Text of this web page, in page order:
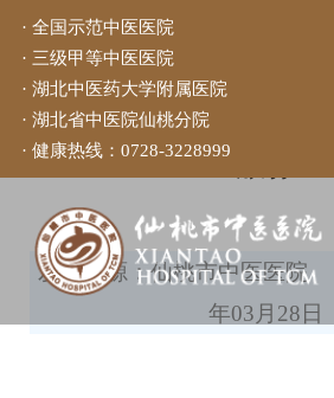
· 全国示范中医医院
· 三级甲等中医医院
· 湖北中医药大学附属医院
· 湖北省中医院仙桃分院
· 健康热线： 0728-3228999
当前位置： 首页>科室介绍
他>康复医学科
发布来源：仙桃市中医医院
年03月28日